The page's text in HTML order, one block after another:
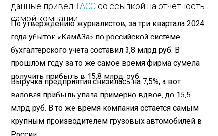
данные привелТАСС со ссылкой на отчетность
самой компании.
По утверждению журналистов, за три квартала 2024
года убыток «КамАЗа» по российской системе
бухгалтерского учета составил 3,8 млрд руб. В
прошлом году за то же самое время фирма сумела
получить прибыль в 15,8 млрд. руб.
Выручка предприятия снизилась на 7,5%, а вот
валовая прибыль упала примерно вдвое, до 15,5
млрд руб. В то же время компания остается самым
крупным производителем грузовых автомобилей в